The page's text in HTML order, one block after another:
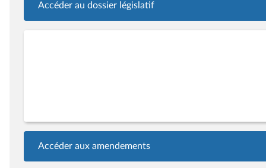
Accéder au dossier législatif
Accéder aux amendements